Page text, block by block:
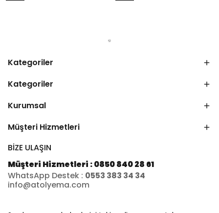
Kategoriler
Kategoriler
Kurumsal
Müşteri Hizmetleri
BİZE ULAŞIN
Müşteri Hizmetleri : 0850 840 28 61
WhatsApp Destek : 0553 383 34 34
info@atolyema.com